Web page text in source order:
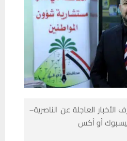
العاجلة عن الناصرية–
أو أكس